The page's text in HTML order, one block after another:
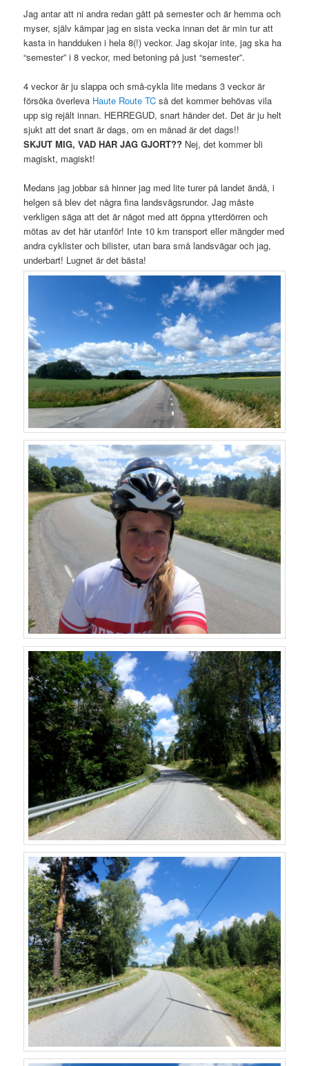
Jag antar att ni andra redan gått på semester och är hemma och
myser, själv kämpar jag en sista vecka innan det är min tur att
kasta in handduken i hela 8(!) veckor. Jag skojar inte, jag ska ha
“semester” i 8 veckor, med betoning på just “semester”.
4 veckor är ju slappa och små-cykla lite medans 3 veckor är
försöka överleva Haute Route TC så det kommer behövas vila
upp sig rejält innan. HERREGUD, snart händer det. Det är ju helt
sjukt att det snart är dags, om en månad är det dags!!
SKJUT MIG, VAD HAR JAG GJORT?? Nej, det kommer bli
magiskt, magiskt!
Medans jag jobbar så hinner jag med lite turer på landet ändå, i
helgen så blev det några fina landsvägsrundor. Jag måste
verkligen säga att det är något med att öppna ytterdörren och
mötas av det här utanför! Inte 10 km transport eller mängder med
andra cyklister och bilister, utan bara små landsvägar och jag,
underbart! Lugnet är det bästa!